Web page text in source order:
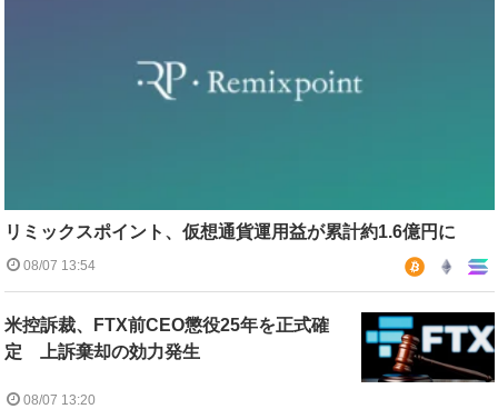
リミックスポイント、仮想通貨運用益が累計約1.6億円に
08/07 13:54
米控訴裁、FTX前CEO懲役25年を正式確
定 上訴棄却の効力発生
08/07 13:20